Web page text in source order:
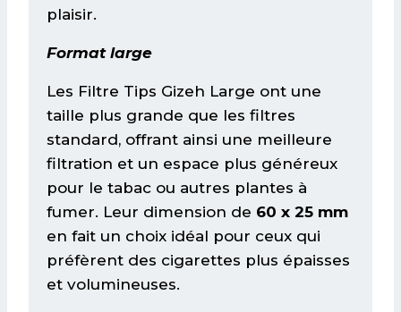
plaisir.
Format large
Les Filtre Tips Gizeh Large ont une
taille plus grande que les filtres
standard, offrant ainsi une meilleure
filtration et un espace plus généreux
pour le tabac ou autres plantes à
fumer. Leur dimension de 60 x 25 mm
en fait un choix idéal pour ceux qui
préfèrent des cigarettes plus épaisses
et volumineuses.